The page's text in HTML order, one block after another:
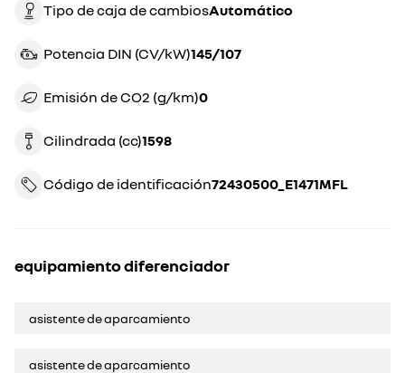
Tipo de caja de cambios automático
Potencia DIN (CV/kW) 145/107
Emisión de CO2 (g/km)0
Cilindrada (cc) 1598
Código de identificación 72430500_E1471MFL
equipamiento diferenciador
asistente de aparcamiento
asistente de aparcamiento